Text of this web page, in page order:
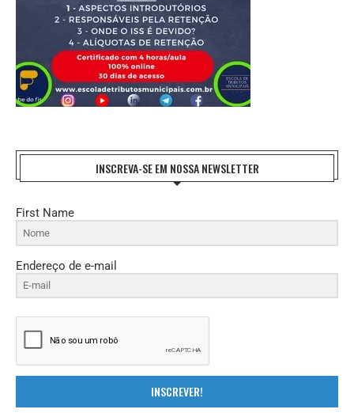
INSCREVA-SE EM NOSSA NEWSLETTER
First Name
Endereço de e-mail
INSCREVER!